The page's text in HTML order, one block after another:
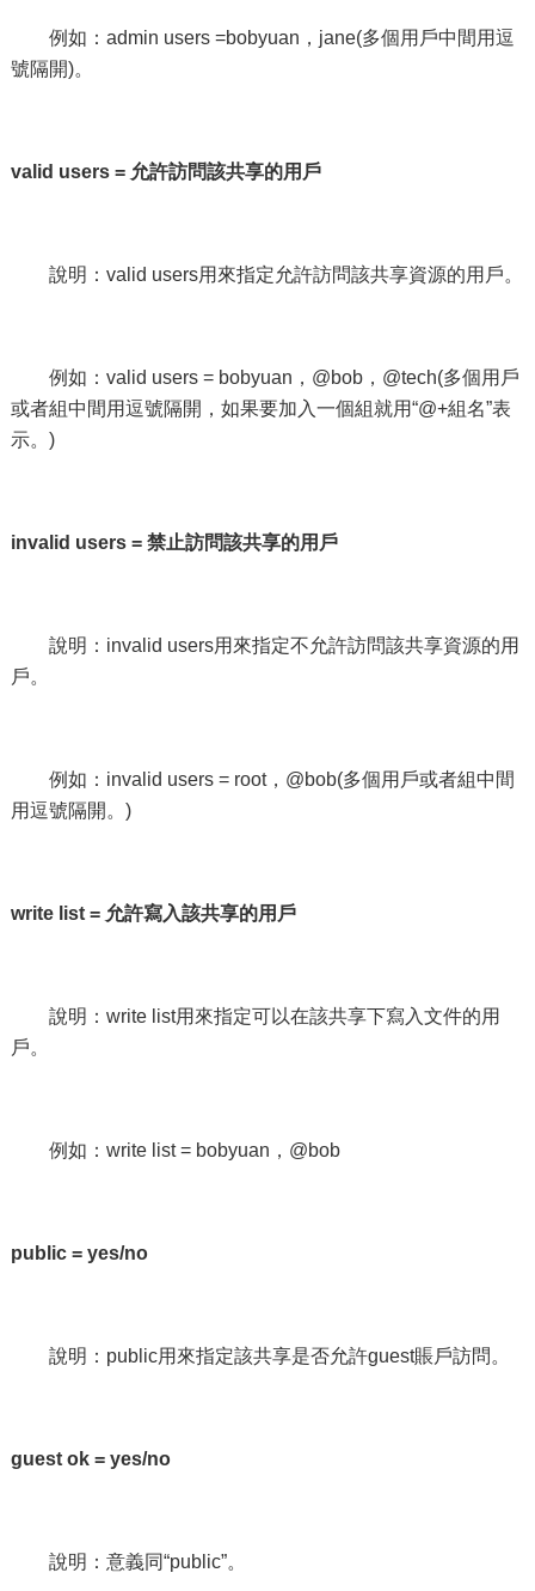
例如：admin users =bobyuan，jane(多個用戶中間用逗
號隔開)。
valid users = 允許訪問該共享的用戶
說明：valid users用來指定允許訪問該共享資源的用戶。
例如：valid users = bobyuan，@bob，@tech(多個用戶
或者組中間用逗號隔開，如果要加入一個組就用“@+組名”表
示。)
invalid users = 禁止訪問該共享的用戶
說明：invalid users用來指定不允許訪問該共享資源的用
戶。
例如：invalid users = root，@bob(多個用戶或者組中間
用逗號隔開。)
write list = 允許寫入該共享的用戶
說明：write list用來指定可以在該共享下寫入文件的用
戶。
例如：write list = bobyuan，@bob
public = yes/no
說明：public用來指定該共享是否允許guest賬戶訪問。
guest ok = yes/no
說明：意義同“public”。